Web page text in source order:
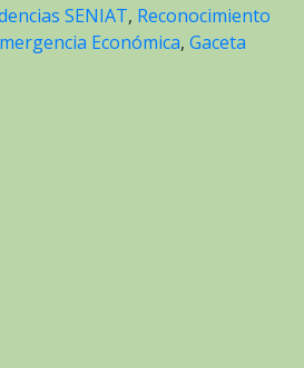
SENIAT, Reconocimiento
Económica, Gaceta